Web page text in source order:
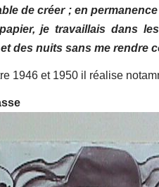
de créer ; en
je travaillais dans
des nuits sans me rendre
1946 et 1950 il réalise